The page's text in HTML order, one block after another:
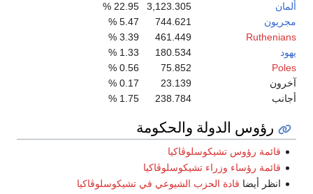
ألمان
3,123.305
22.95 %
مجريون
744.621
5.47 %
Ruthenians
461.449
3.39 %
يهود
180.534
1.33 %
Poles
75.852
0.56 %
آخرون
23.139
0.17 %
أجانب
238.784
1.75 %
رؤوس الدولة والحكومة
قائمة رؤوس تشيكوسلوڤاكيا
قائمة رؤساء وزراء تشيكوسلوڤاكيا
انظر أيضا قادة الحزب الشيوعي في تشيكوسلوڤاكيا